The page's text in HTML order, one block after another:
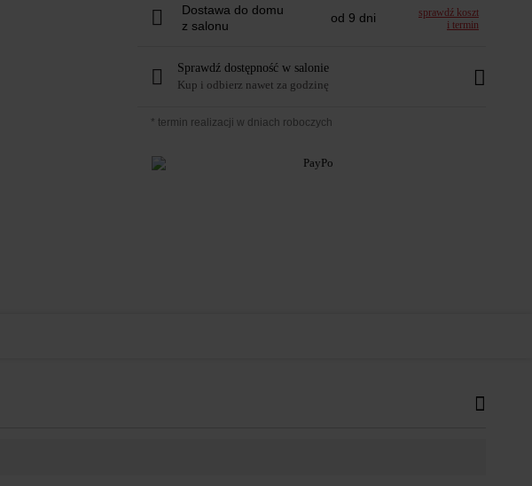
Dostawa do domu
z salonu
od 9 dni
sprawdź koszt
i termin
Sprawdź dostępność w salonie
Kup i odbierz nawet za godzinę
* termin realizacji w dniach roboczych